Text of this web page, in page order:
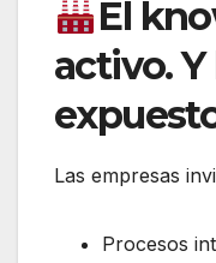
El
activo.
Las empresas
Procesos